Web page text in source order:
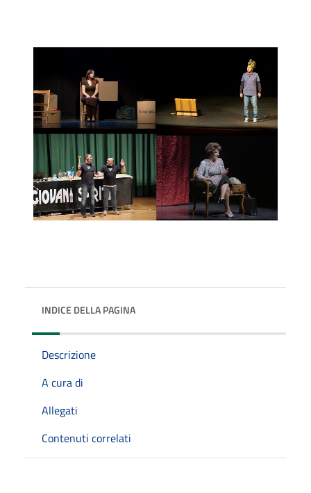
INDICE DELLA PAGINA
Descrizione
A cura di
Allegati
Contenuti correlati